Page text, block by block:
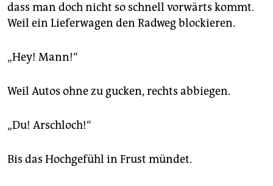
dass man doch nicht so schnell vorwärts kommt.
Weil ein Lieferwagen den Radweg blockieren.
„Hey! Mann!“
Weil Autos ohne zu gucken, rechts abbiegen.
„Du! Arschloch!“
Bis das Hochgefühl in Frust mündet.